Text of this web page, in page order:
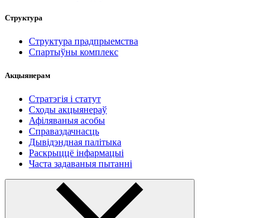
Структура
Структура прадпрыемства
Спартыўны комплекс
Акцыянерам
Стратэгія і статут
Сходы акцыянераў
Афіляваныя асобы
Справаздачнасць
Дывідэндная палітыка
Раскрыццё інфармацыі
Часта задаваныя пытанні